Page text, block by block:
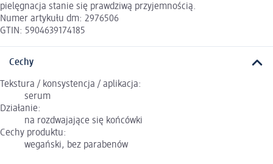
pielęgnacja stanie się prawdziwą przyjemnością.
Numer artykułu dm: 2976506
GTIN: 5904639174185
Cechy
Tekstura / konsystencja / aplikacja:
serum
Działanie:
na rozdwajające się końcówki
Cechy produktu:
wegański, bez parabenów